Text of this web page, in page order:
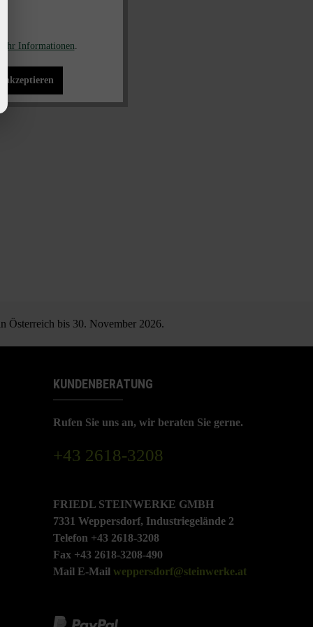
Österreich bis 30. November 2026.
KUNDENBERATUNG
Rufen Sie uns an, wir beraten Sie gerne.
+43 2618-3208
FRIEDL STEINWERKE GMBH
7331 Weppersdorf, Industriegelände 2
Telefon +43 2618-3208
Fax +43 2618-3208-490
Mail E-Mail weppersdorf@steinwerke.at
Mehr Informationen
akzeptieren